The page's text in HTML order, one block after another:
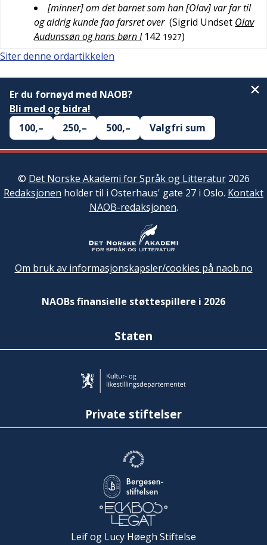
[minner] om det barnet som han [Olav] var far til
og aldrig kunde faa farsret over (Sigrid Undset Olav
Audunssøn og hans børn I 142 1927)
Siter denne ordartikkelen
Er du fornøyd med NAOB?
Bli med og bidra!
100,–
250,– 500,– Valgfri sum
© Det Norske Akademi for Språk og Litteratur2026
Redaksjonen holder til i Osterhaus' gate 27 i Oslo. Kontakt
NAOB-redaksjonen.
Om bruk av informasjonskapsler/cookies på naob.no
NAOBs finansielle støttespillere i 2026
Staten
Private stiftelser
Leif og Lucy Høegh Stiftelse